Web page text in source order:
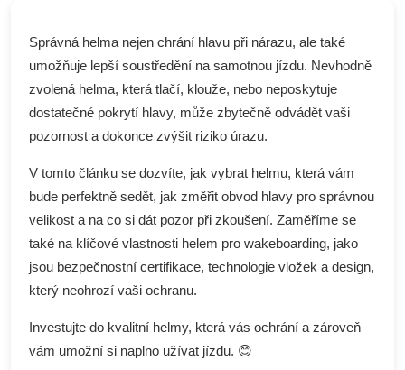
Správná helma nejen chrání hlavu při nárazu, ale také
umožňuje lepší soustředění na samotnou jízdu. Nevhodně
zvolená helma, která tlačí, klouže, nebo neposkytuje
dostatečné pokrytí hlavy, může zbytečně odvádět vaši
pozornost a dokonce zvýšit riziko úrazu.
V tomto článku se dozvíte, jak vybrat helmu, která vám
bude perfektně sedět, jak změřit obvod hlavy pro správnou
velikost a na co si dát pozor při zkoušení. Zaměříme se
také na klíčové vlastnosti helem pro wakeboarding, jako
jsou bezpečnostní certifikace, technologie vložek a design,
který neohrozí vaši ochranu.
Investujte do kvalitní helmy, která vás ochrání a zároveň
vám umožní si naplno užívat jízdu. 😊